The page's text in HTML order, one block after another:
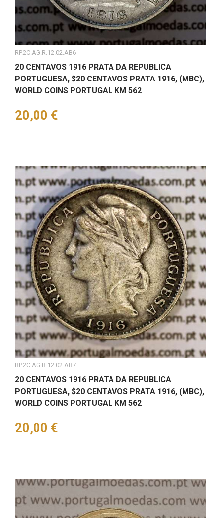
RP.2C.AG.R.12.02.AB6
20 CENTAVOS 1916 PRATA DA REPUBLICA
PORTUGUESA, $20 CENTAVOS PRATA 1916, (MBC),
WORLD COINS PORTUGAL KM 562
Preço
20,00 €
RP.2C.AG.R.12.02.AB7
20 CENTAVOS 1916 PRATA DA REPUBLICA
PORTUGUESA, $20 CENTAVOS PRATA 1916, (MBC),
WORLD COINS PORTUGAL KM 562
Preço
20,00 €